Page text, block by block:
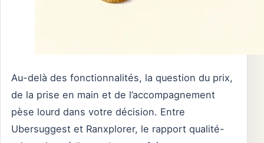
Au-delà des fonctionnalités, la question du prix,
de la prise en main et de l’accompagnement
pèse lourd dans votre décision. Entre
Ubersuggest et Ranxplorer, le rapport qualité-